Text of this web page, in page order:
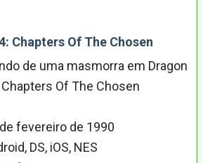
Chapters Of The Chosen
fevereiro de 1990
DS, iOS, NES